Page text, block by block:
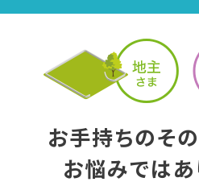
お手持ちのその
お悩みではあ